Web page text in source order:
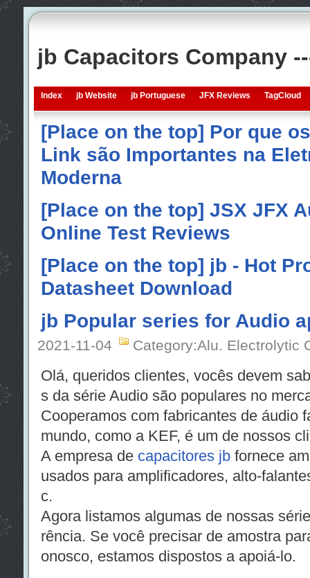
jb Capacitors Company
Index jb Website jb Portuguese JFX Reviews TagCloud
[Place on the top] Por que
Link são Importantes na
Moderna
[Place on the top] JSX JFX
Online Test Reviews
[Place on the top] jb - Hot
Datasheet Download
jb Popular series for Audio
2021-11-04 Category:Alu. Electrolytic
Olá, queridos clientes, vocês devem
s da série Audio são populares no
Cooperamos com fabricantes de áudio
mundo, como a KEF, é um de nossos
A empresa de capacitores jbfornece
usados para amplificadores, alto-
c.
Agora listamos algumas de nossas
rência. Se você precisar de amostra
onosco, estamos dispostos a apoiá-lo.